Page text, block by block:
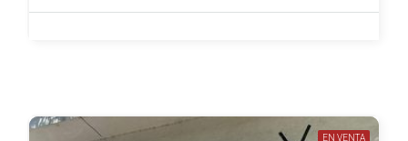
EN VENTA